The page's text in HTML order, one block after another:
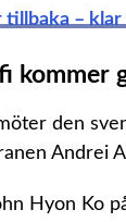
tillbaka –
kommer
den
Andrei
Hyon Ko